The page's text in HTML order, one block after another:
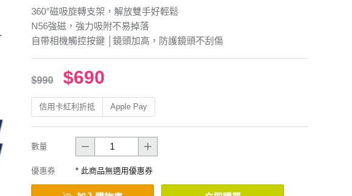
360°磁吸旋轉支架，解放雙手好輕鬆
N56強磁，強力吸附不易掉落
自帶相機觸控按鍵 │鏡頭加高，防護鏡頭不刮傷
$990 $690
信用卡紅利折抵 Apple Pay
數量
優惠券 * 此商品無適用優惠券